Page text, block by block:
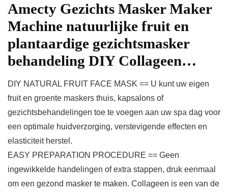
Amecty Gezichts Masker Maker
Machine natuurlijke fruit en
plantaardige gezichtsmasker
behandeling DIY Collageen…
DIY NATURAL FRUIT FACE MASK == U kunt uw eigen
fruit en groente maskers thuis, kapsalons of
gezichtsbehandelingen toe te voegen aan uw spa dag voor
een optimale huidverzorging, verstevigende effecten en
elasticiteit herstel.
EASY PREPARATION PROCEDURE == Geen
ingewikkelde handelingen of extra stappen, druk eenmaal
om een gezond masker te maken. Collageen is een van de